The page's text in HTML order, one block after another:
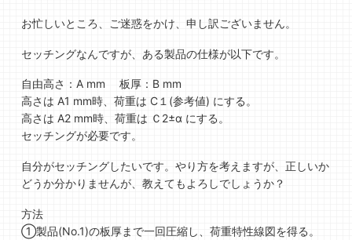
お忙しいところ、ご迷惑をかけ、申し訳ございません。
セッチングなんですが、ある製品の仕様が以下です。
自由高さ：A mm 板厚：B mm
高さは A1 mm時、荷重は C１(参考値) にする。
高さは A2 mm時、荷重は Ｃ2±α にする。
セッチングが必要です。
自分がセッチングしたいです。やり方を考えますが、正しいか
どうか分かりませんが、教えてもよろしでしょうか？
方法
①製品(No.1)の板厚まで一回圧縮し、荷重特性線図を得る。